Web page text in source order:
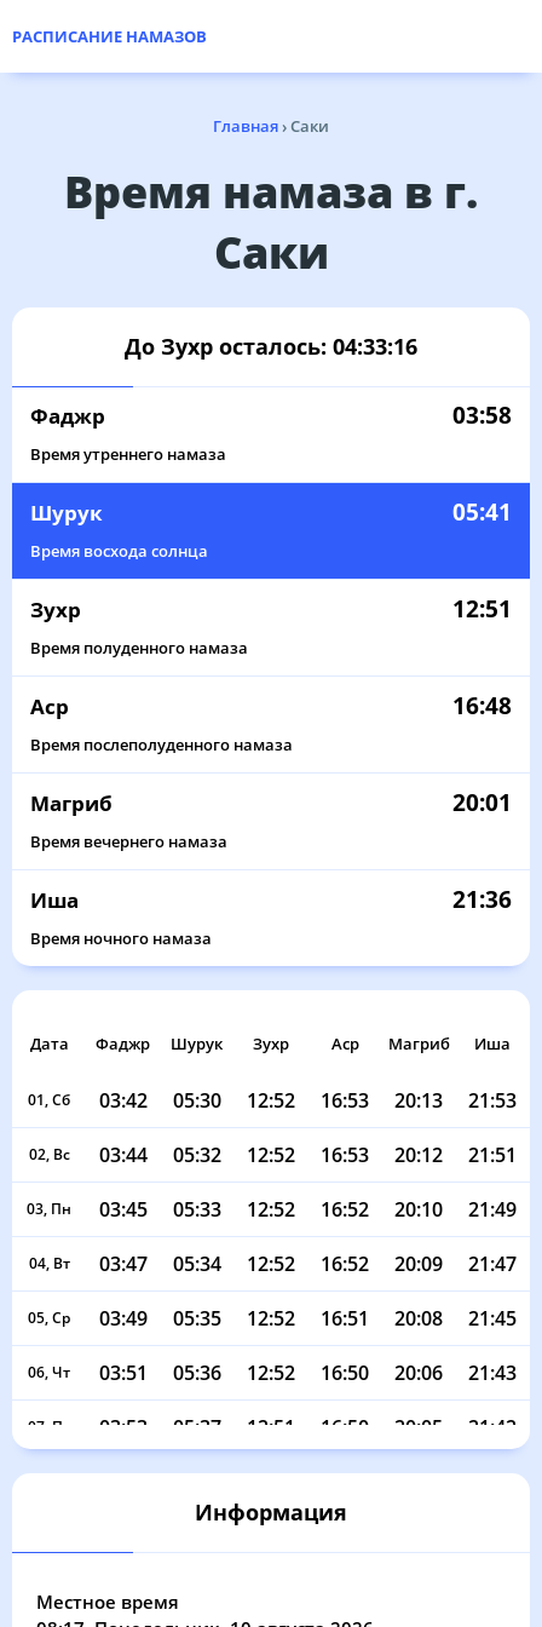
РАСПИСАНИЕ НАМАЗОВ
Главная›Саки
Время намаза в г.
Саки
До Зухр осталось: 04:33:15
Фаджр 03:58
Время утреннего намаза
Шурук 05:41
Время восхода солнца
Зухр 12:51
Время полуденного намаза
Аср 16:48
Время послеполуденного намаза
Магриб 20:01
Время вечернего намаза
Иша 21:36
Время ночного намаза
Дата Фаджр Шурук Зухр Аср Магриб Иша
01, Сб 03:42 05:30 12:52 16:53 20:13 21:53
02, Вс 03:44 05:32 12:52 16:53 20:12 21:51
03, Пн 03:45 05:33 12:52 16:52 20:10 21:49
04, Вт 03:47 05:34 12:52 16:52 20:09 21:47
05, Ср 03:49 05:35 12:52 16:51 20:08 21:45
06, Чт 03:51 05:36 12:52 16:50 20:06 21:43
07, Пт 03:53 05:37 12:51 16:50 20:05 21:42
03:54 05:39 12:51 16:49 20:03 21:40
Информация
Местное время